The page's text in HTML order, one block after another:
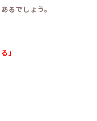
るでしょう。
」